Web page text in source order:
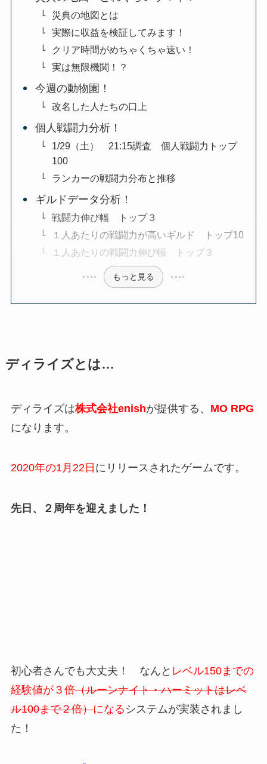
災典の地図とは
実際に収益を検証してみます！
クリア時間がめちゃくちゃ速い！
実は無限機関！？
今週の動物園！
改名した人たちの口上
個人戦闘力分析！
1/29（土） 21:15調査 個人戦闘力トップ
100
ランカーの戦闘力分布と推移
ギルドデータ分析！
戦闘力伸び幅 トップ３
１人あたりの戦闘力が高いギルド トップ10
１人あたりの戦闘力伸び幅 トップ３
もっと見る
ディライズとは…
ディライズは株式会社enishが提供する、 MO RPG
になります。
2020年の1月22日 にリリースされたゲームです。
先日、２周年を迎えました！
初心者さんでも大丈夫！ なんと レベル150までの
経験値が３倍（ルーンナイト・ハーミットはレベ
ル100まで２倍）になる システムが実装されまし
た！